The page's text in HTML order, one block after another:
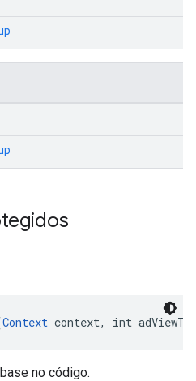
Context context, int
no código.